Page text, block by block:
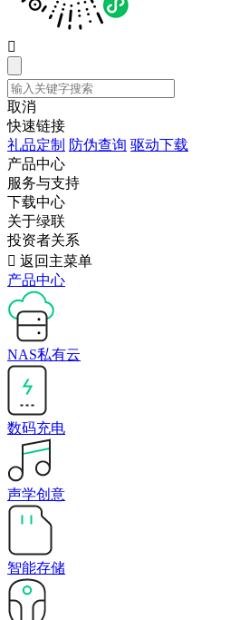

取消
快速链接
礼品定制 防伪查询 驱动下载
产品中心
服务与支持
下载中心
关于绿联
投资者关系
 返回主菜单
产品中心
NAS私有云
数码充电
声学创意
智能存储